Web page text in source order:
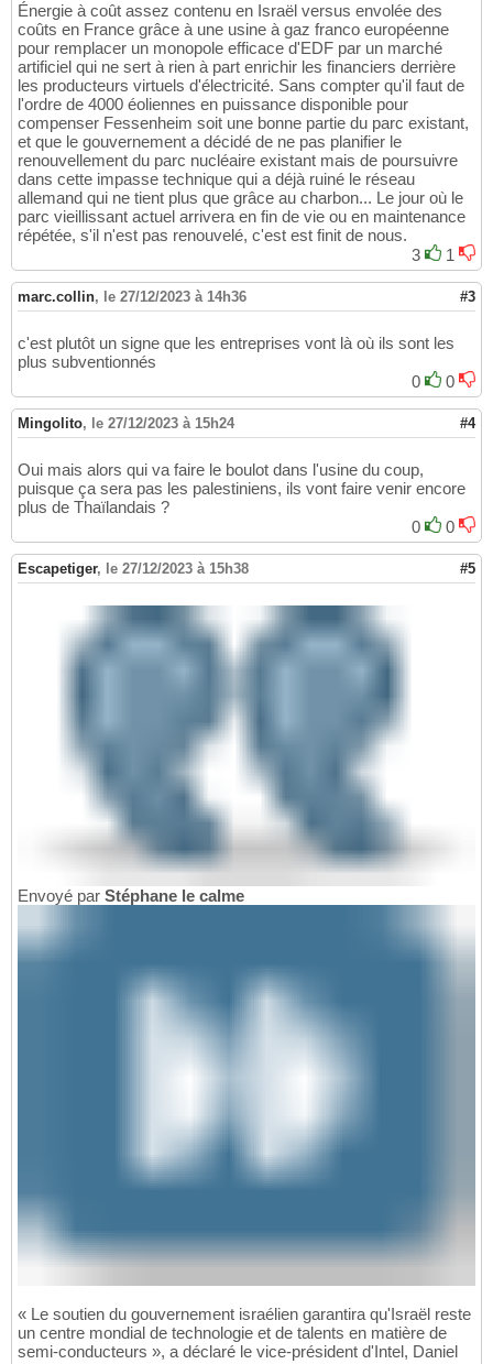
Énergie à coût assez contenu en Israël versus envolée des
coûts en France grâce à une usine à gaz franco européenne
pour remplacer un monopole efficace d'EDF par un marché
artificiel qui ne sert à rien à part enrichir les financiers derrière
les producteurs virtuels d'électricité. Sans compter qu'il faut de
l'ordre de 4000 éoliennes en puissance disponible pour
compenser Fessenheim soit une bonne partie du parc existant,
et que le gouvernement a décidé de ne pas planifier le
renouvellement du parc nucléaire existant mais de poursuivre
dans cette impasse technique qui a déjà ruiné le réseau
allemand qui ne tient plus que grâce au charbon... Le jour où le
parc vieillissant actuel arrivera en fin de vie ou en maintenance
répétée, s'il n'est pas renouvelé, c'est est finit de nous.
3
1
marc.collin, le 27/12/2023 à 14h36 #3
c'est plutôt un signe que les entreprises vont là où ils sont les
plus subventionnés
0
0
Mingolito, le 27/12/2023 à 15h24 #4
Oui mais alors qui va faire le boulot dans l'usine du coup,
puisque ça sera pas les palestiniens, ils vont faire venir encore
plus de Thaïlandais ?
0
0
Escapetiger, le 27/12/2023 à 15h38 #5
Envoyé par Stéphane le calme
« Le soutien du gouvernement israélien garantira qu'Israël reste
un centre mondial de technologie et de talents en matière de
semi-conducteurs », a déclaré le vice-président d'Intel, Daniel